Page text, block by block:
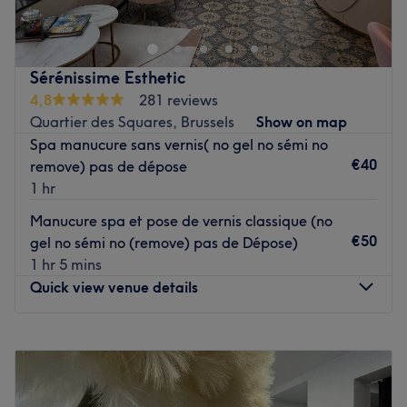
Go to venue
bekend om de uitstekende service en
kwaliteitsbehandelingen die het biedt aan zijn klanten.
Dichtstbijzijnde openbaar vervoer
Op slechts 1 minuut lopen van tramhalte Antwerpen
Amsterdam.
Het team
Het instituut heeft een klein maar toegewijd team van
professioneel, vriendelijk en geven er altijd voorrang aan
om ervoor te zorgen dat de klanten zich comfortabel en
verzorgd voelen tijdens hun bezoek aan de salon.
Gebruikte merken en producten:
De extra's:
Sérénissime Esthetic
4,8
281 reviews
Quartier des Squares, Brussels
Show on map
Spa manucure sans vernis( no gel no sémi no
remove) pas de dépose
1 hr
€40
Manucure spa et pose de vernis classique (no
gel no sémi no (remove) pas de Dépose)
1 hr 5 mins
€50
Quick view venue details
Tuesday
09:00
Wednesday
09:00
19:00
Thursday
09:00